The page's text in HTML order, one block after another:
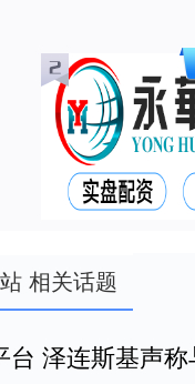
相关话题
泽连斯基声称